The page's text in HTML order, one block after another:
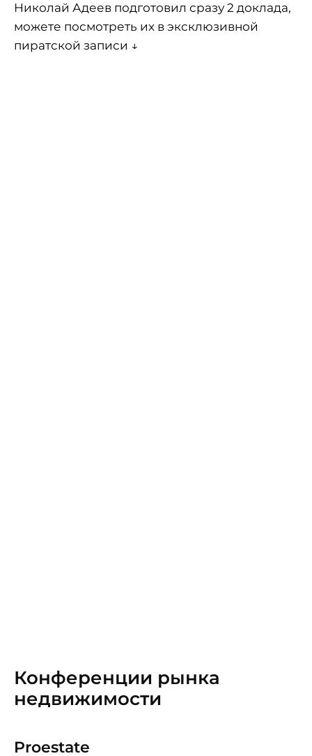
Николай Адеев подготовил сразу 2 доклада,
можете посмотреть их в эксклюзивной
пиратской записи ↓
Конференции рынка
недвижимости
Proestate